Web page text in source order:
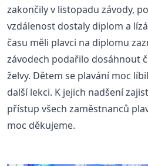
zakončily v listopadu závody,
vzdálenost dostaly diplom a
času měli plavci na diplomu
závodech podařilo dosáhnout
želvy. Dětem se plavání moc
další lekci. K jejich nadšení
přístup všech zaměstnanců
moc děkujeme.